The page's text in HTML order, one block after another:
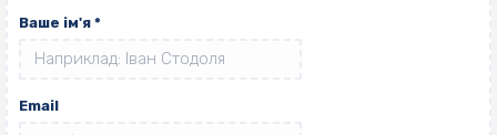
Ваше ім'я *
Email